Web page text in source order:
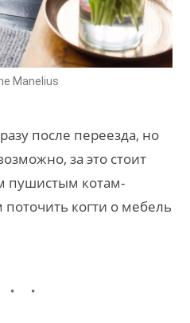
Manelius
после переезда, но
за это стоит
пушистым котам-
когти о мебель